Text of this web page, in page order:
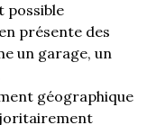
possible
présente des
un garage, un
géographique